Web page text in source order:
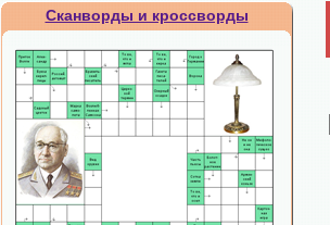
Сканворды и кроссворды